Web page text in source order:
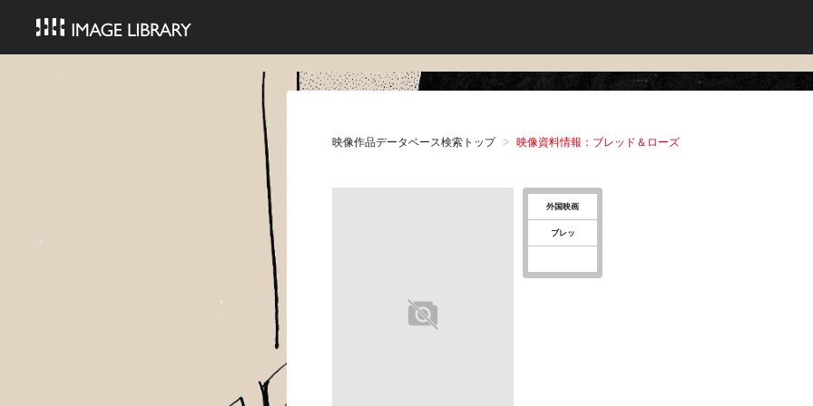
映像作品データベース検索トップ 映像資料情報：ブレッド＆ローズ
外国映画
ブレッ